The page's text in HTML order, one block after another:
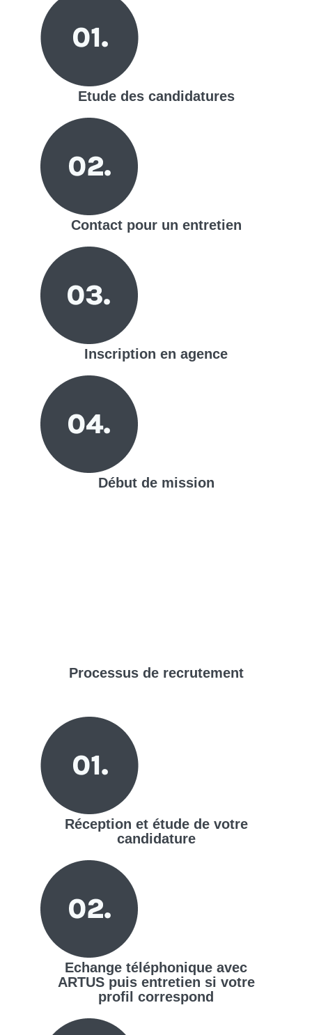
Etude des candidatures
Contact pour un entretien
Inscription en agence
Début de mission
Processus de recrutement
Réception et étude de votre
candidature
Echange téléphonique avec
ARTUS puis entretien si votre
profil correspond